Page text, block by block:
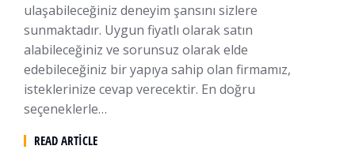
ulaşabileceğiniz deneyim şansını sizlere
sunmaktadır. Uygun fiyatlı olarak satın
alabileceğiniz ve sorunsuz olarak elde
edebileceğiniz bir yapıya sahip olan firmamız,
isteklerinize cevap verecektir. En doğru
seçeneklerle…
READ ARTICLE